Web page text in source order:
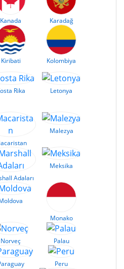
Kanada Karadağ
Kiribati Kolombiya
Rika Letonya
Malezya
Adaları
Meksika
Monako
Norveç Palau
Peru